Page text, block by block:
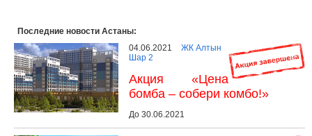
Последние новости Астаны:
04.06.2021
ЖК Алтын
Шар 2
Акция «Цена
бомба – собери комбо!»
До 30.06.2021